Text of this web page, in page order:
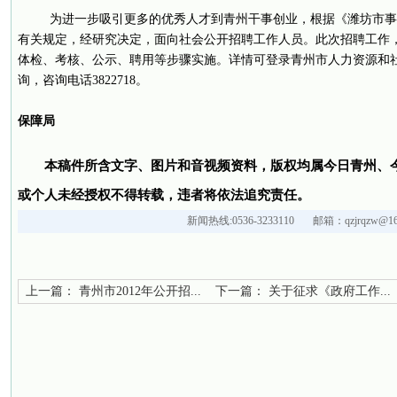
为进一步吸引更多的优秀人才到青州干事创业，根据《潍坊市
有关规定，经研究决定，面向社会公开招聘工作人员。此次招聘工作
体检、考核、公示、聘用等步骤实施。详情可登录青州市人力资源和
询，咨询电话3822718。
保障局
本稿件所含文字、图片和音视频资料，版权均属今日青州、
或个人未经授权不得转载，违者将依法追究责任。
新闻热线:0536-3233110 邮箱：
上一篇： 青州市2012年公开招... 下一篇： 关于征求《政府工作...